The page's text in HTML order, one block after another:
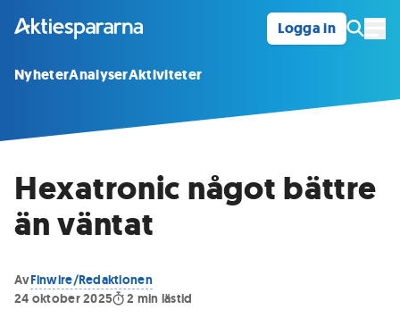
Logga in
NyheterAnalyserAktiviteter
Hexatronic något bättre
än väntat
AvFinwire/Redaktionen
24 oktober 2025
2 min lästid